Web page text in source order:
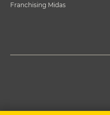
Franchising Midas